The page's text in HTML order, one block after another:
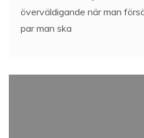
överväldigande när man
par man ska